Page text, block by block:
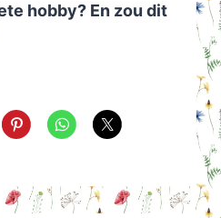
hobby? En zou dit